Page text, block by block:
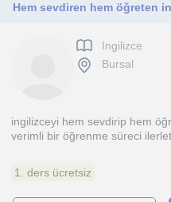
Hem sevdiren hem öğreten
Ingilizce
Bursal
ingilizceyi hem sevdirip hem
verimli bir öğrenme süreci
1. ders ücretsiz